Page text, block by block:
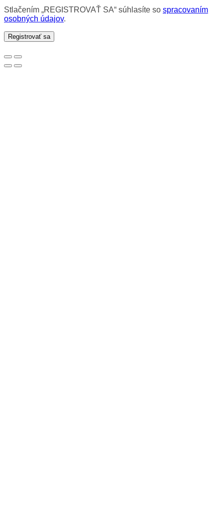
Stlačením „REGISTROVAŤ SA“ súhlasíte so spracovaním
osobných údajov.
Registrovať sa